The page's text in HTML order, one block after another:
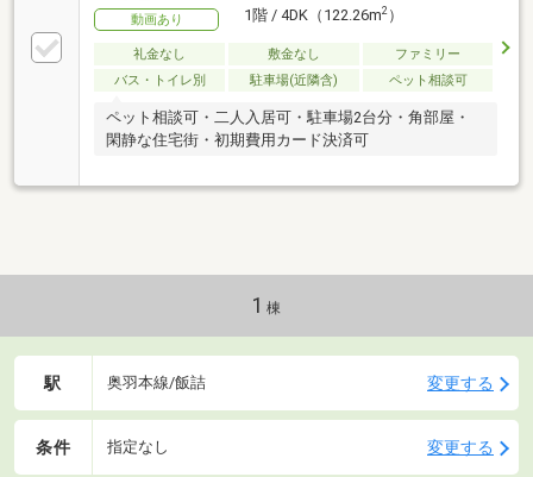
動画あり
1階 / 4DK（122.26m2）
礼金なし 敷金なし
ファミリー
バス・トイレ別
駐車場(近隣含) ペット相談可
ペット相談可・二人入居可・駐車場2台分・角部屋・
閑静な住宅街・初期費用カード決済可
1 棟
駅 奥羽本線/飯詰 変更する
条件 指定なし 変更する